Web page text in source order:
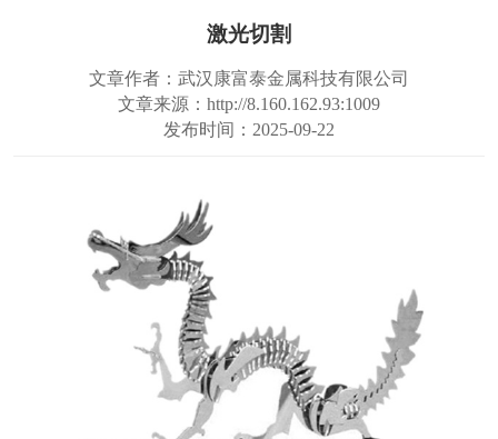
激光切割
文章作者：武汉康富泰金属科技有限公司
文章来源：http://8.160.162.93:1009
发布时间：2025-09-22